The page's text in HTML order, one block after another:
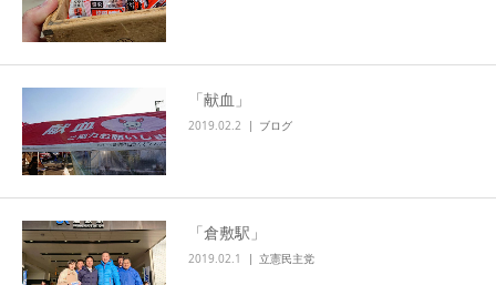
「献血」
2019.02.2 ブログ
「倉敷駅」
2019.02.1 立憲民主党